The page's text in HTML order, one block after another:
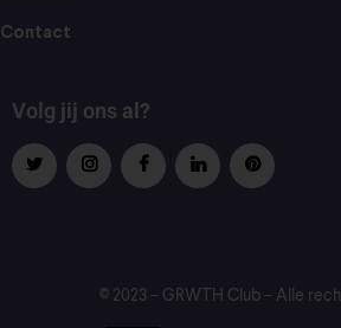
Contact
Volg jij ons al?
© 2023 – GRWTH Club – Alle